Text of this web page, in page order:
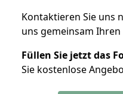
Kontaktieren Sie uns
uns gemeinsam
Füllen Sie jetzt das
Sie kostenlose